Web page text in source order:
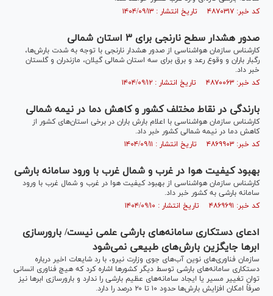
کد خبر: ۴۸۷۰۳۱۷ تاریخ انتشار : ۱۴۰۴/۰۹/۱۳
صدور هشدار سطح نارنجی برای ۳ استان شمالی
کارشناس سازمان هواشناسی از صدور هشدار نارنجی با توجه به شدت بارش‌ها،
رگبار باران و وقوع رعد و برق برای سه استان شمالی گیلان، مازندران و گلستان
خبر داد.
کد خبر: ۴۸۷۰۰۶۳ تاریخ انتشار : ۱۴۰۴/۰۹/۱۲
بارندگی در نقاط مختلف کشور و کاهش دما در نیمه شمالی
کارشناس سازمان هواشناسی با اعلام بارش باران در برخی استان‌های کشور از
کاهش دما در نیمه شمالی کشور خبر داد.
کد خبر: ۴۸۶۹۹۰۳ تاریخ انتشار : ۱۴۰۴/۰۹/۱۱
بهبود کیفیت هوا در غرب و شمال غرب با ورود سامانه بارشی
کارشناس سازمان هواشناسی از بهبود کیفیت هوا در غرب و شمال غرب با ورود
سامانه بارشی به کشور خبر داد.
کد خبر: ۴۸۶۹۶۹۱ تاریخ انتشار : ۱۴۰۴/۰۹/۱۰
ادعای دستکاری سامانه‌های بارشی علمی نیست/ بارورسازی
ابر‌ها جایگزین بارش‌های طبیعی نمی‌شود
سازمان فناوری‌های نوین آب‌های جوی وزارت نیرو، با رد شایعات اخیر درباره
دستکاری سامانه‌های بارشی توسط دیگر کشور‌ها اشاره کرد که هیچ فناوری انسانی
توان تغییر مسیر یا ایجاد سامانه‌های عظیم بارشی را ندارد و بارورسازی ابر‌ها نیز
صرفاً امکان افزایش بارش‌ها حدود ۱۰ تا ۲۰ درصد را دارد.